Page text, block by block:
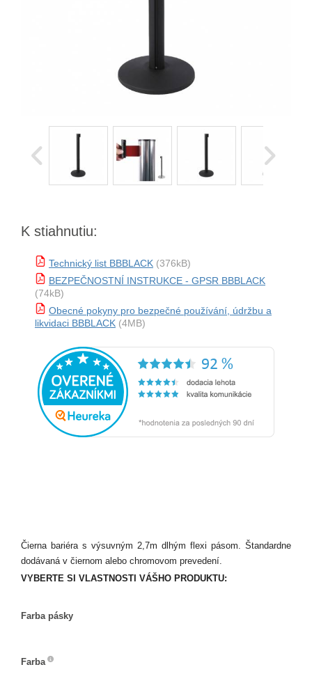
K stiahnutiu:
Technický list BBBLACK (376kB)
BEZPEČNOSTNÍ INSTRUKCE - GPSR BBBLACK
(74kB)
Obecné pokyny pro bezpečné používání, údržbu a
likvidaci BBBLACK (4MB)
Čierna bariéra s výsuvným 2,7m dlhým flexi pásom. Štandardne
dodávaná v čiernom alebo chromovom prevedení.
VYBERTE SI VLASTNOSTI VÁŠHO PRODUKTU:
Farba pásky
Farba